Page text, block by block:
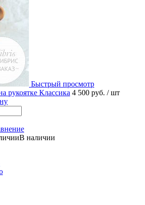
Быстрый просмотр
рукоятке Классика 4 500 руб. / шт
В наличии